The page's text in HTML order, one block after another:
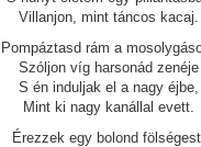
Villanjon, mint táncos kacaj.
Pompáztasd rám a
Szóljon víg harsonád zenéje
S én induljak el a nagy éjbe,
Mint ki nagy kanállal evett.
Érezzek egy bolond